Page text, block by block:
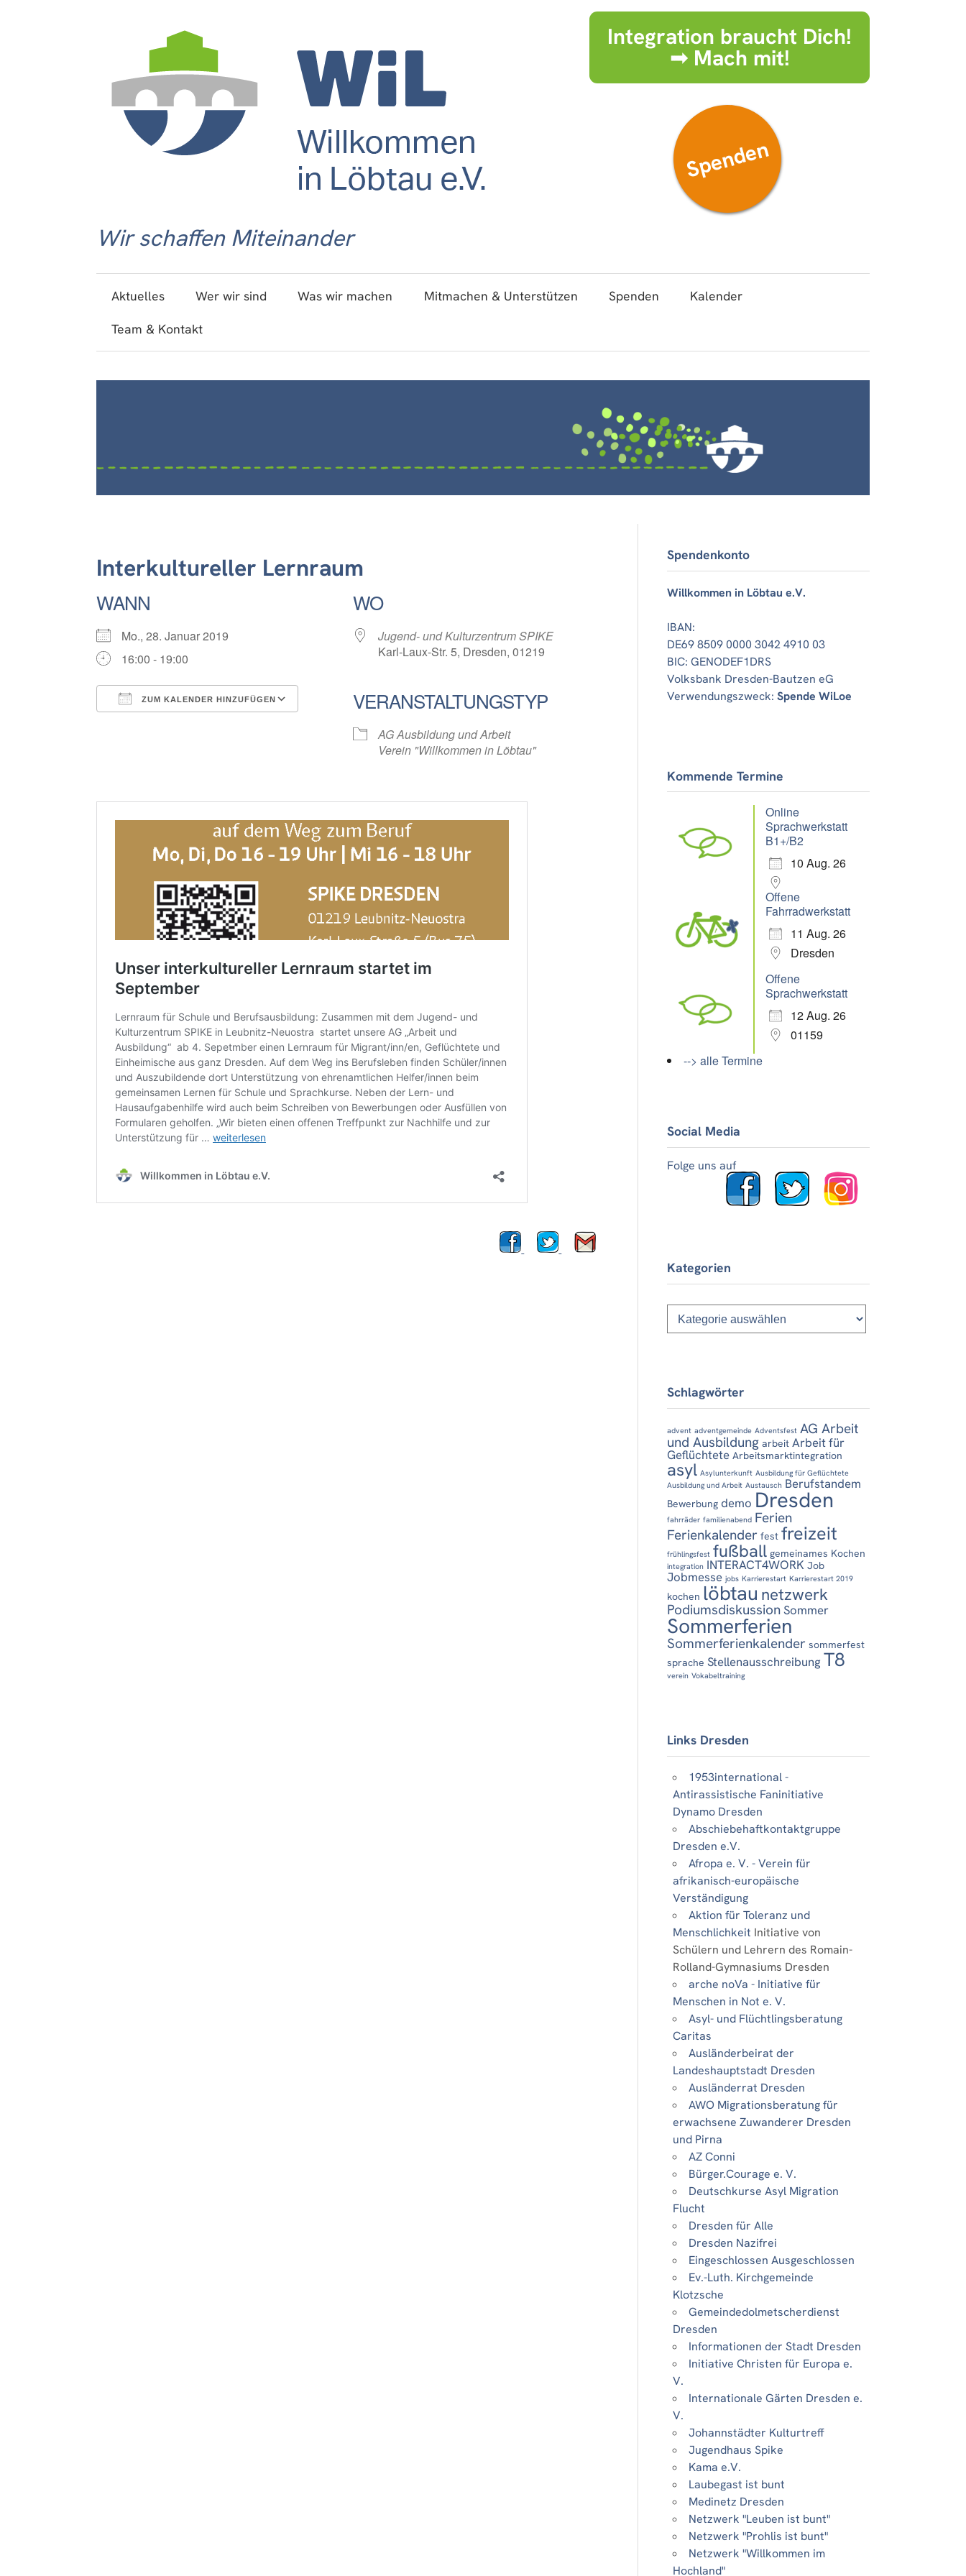
Wir schaffen Miteinander
Integration braucht Dich!
➟ Mach mit!
Spenden
Aktuelles Wer wir sind Was wir machen Mitmachen & Unterstützen Spenden
Kalender
Team & Kontakt
Interkultureller Lernraum
WANN
Mo., 28. Januar 2019
16:00 - 19:00
ZUM KALENDER HINZUFÜGEN
Google Kalender
WO
Jugend- und Kulturzentrum SPIKE
Karl-Laux-Str. 5, Dresden, 01219
VERANSTALTUNGSTYP
AG Ausbildung und Arbeit
Verein "Willkommen in Löbtau"
Spendenkonto
Willkommen in Löbtau e.V.
IBAN:
DE69 8509 0000 3042 4910 03
BIC: GENODEF1DRS
Volksbank Dresden-Bautzen eG
Verwendungszweck:Spende WiLoe
Kommende Termine
Online
Sprachwerkstatt
B1+/B2
10 Aug. 26
Offene
Fahrradwerkstatt
11 Aug. 26
Dresden
Offene
Sprachwerkstatt
12 Aug. 26
01159
--> alle Termine
Social Media
Folge uns auf
Kategorien
Kategorien
Schlagwörter
advent adventgemeinde Adventsfest AG Arbeit
und Ausbildung arbeit Arbeit für
Geflüchtete Arbeitsmarktintegration
asyl Asylunterkunft Ausbildung für Geflüchtete
Ausbildung und Arbeit Austausch Berufstandem
Bewerbung demo Dresden
fahrräder familienabend Ferien
Ferienkalender fest freizeit
frühlingsfest fußball gemeinames Kochen
integration INTERACT4WORK Job
Jobmesse jobs Karrierestart Karrierestart 2019
kochen löbtau netzwerk
PodiumsdiskussionSommer
Sommerferien
Sommerferienkalender sommerfest
sprache Stellenausschreibung T8
verein Vokabeltraining
Links Dresden
1953international -
Antirassistische Faninitiative
Dynamo Dresden
Abschiebehaftkontaktgruppe
Dresden e.V.
Afropa e. V. - Verein für
afrikanisch-europäische
Verständigung
Aktion für Toleranz und
Menschlichkeit Initiative von
Schülern und Lehrern des Romain-
Rolland-Gymnasiums Dresden
arche noVa - Initiative für
Menschen in Not e. V.
Asyl- und Flüchtlingsberatung
Caritas
Ausländerbeirat der
Landeshauptstadt Dresden
Ausländerrat Dresden
AWO Migrationsberatung für
erwachsene Zuwanderer Dresden
und Pirna
AZ Conni
Bürger.Courage e. V.
Deutschkurse Asyl Migration
Flucht
Dresden für Alle
Dresden Nazifrei
Eingeschlossen Ausgeschlossen
Ev.-Luth. Kirchgemeinde
Klotzsche
Gemeindedolmetscherdienst
Dresden
Informationen der Stadt Dresden
Initiative Christen für Europa e.
V.
Internationale Gärten Dresden e.
V.
Johannstädter Kulturtreff
Jugendhaus Spike
Kama e.V.
Laubegast ist bunt
Medinetz Dresden
Netzwerk "Leuben ist bunt"
Netzwerk "Prohlis ist bunt"
Netzwerk "Willkommen im
Hochland"